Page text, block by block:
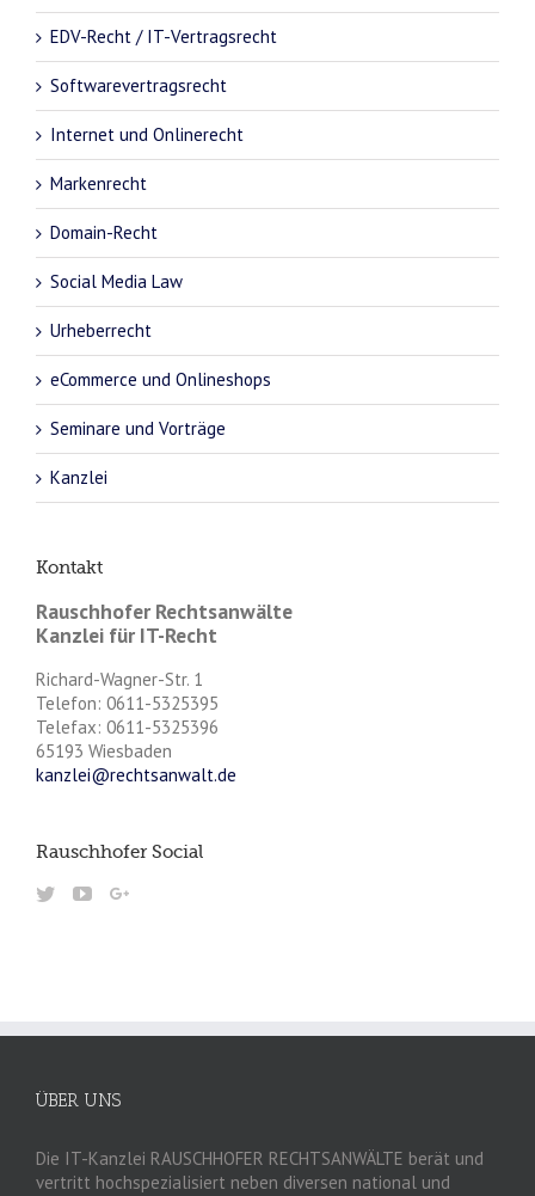
EDV-Recht / IT-Vertragsrecht
Softwarevertragsrecht
Internet und Onlinerecht
Markenrecht
Domain-Recht
Social Media Law
Urheberrecht
eCommerce und Onlineshops
Seminare und Vorträge
Kanzlei
Kontakt
Rauschhofer Rechtsanwälte
Kanzlei für IT-Recht
Richard-Wagner-Str. 1
Telefon: 0611-5325395
Telefax: 0611-5325396
65193 Wiesbaden
kanzlei@rechtsanwalt.de
Rauschhofer Social
ÜBER UNS
Die IT-Kanzlei RAUSCHHOFER RECHTSANWÄLTE berät und
vertritt hochspezialisiert neben diversen national und